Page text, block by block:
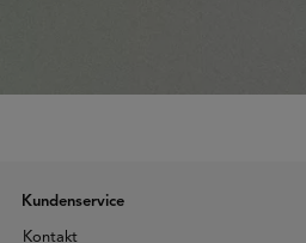
Kundenservice
Kontakt